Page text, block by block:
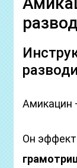
Амикацин
Он